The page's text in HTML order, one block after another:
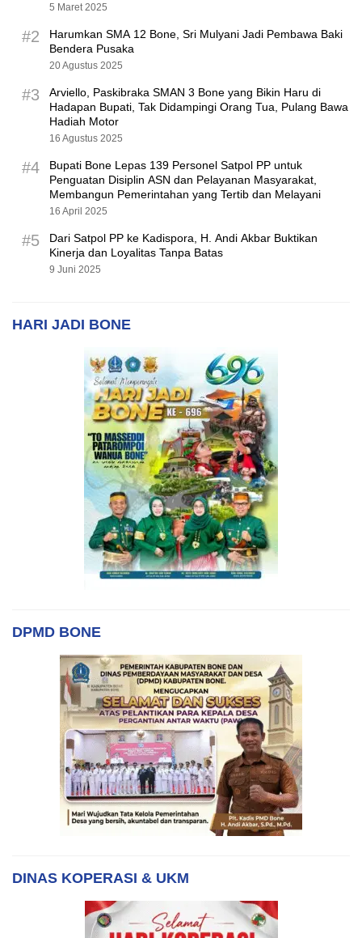
5 Maret 2025
#2
Harumkan SMA 12 Bone, Sri Mulyani Jadi Pembawa Baki
Bendera Pusaka
20 Agustus 2025
#3
Arviello, Paskibraka SMAN 3 Bone yang Bikin Haru di
Hadapan Bupati, Tak Didampingi Orang Tua, Pulang Bawa
Hadiah Motor
16 Agustus 2025
#4
Bupati Bone Lepas 139 Personel Satpol PP untuk
Penguatan Disiplin ASN dan Pelayanan Masyarakat,
Membangun Pemerintahan yang Tertib dan Melayani
16 April 2025
#5
Dari Satpol PP ke Kadispora, H. Andi Akbar Buktikan
Kinerja dan Loyalitas Tanpa Batas
9 Juni 2025
HARI JADI BONE
DPMD BONE
DINAS KOPERASI & UKM